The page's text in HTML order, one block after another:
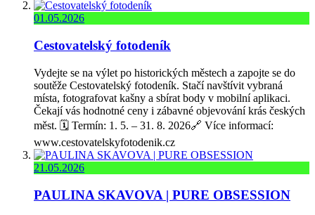
01.05.2026
Cestovatelský fotodeník
Vydejte se na výlet po historických městech a zapojte se do
soutěže Cestovatelský fotodeník. Stačí navštívit vybraná
místa, fotografovat kašny a sbírat body v mobilní aplikaci.
Čekají vás hodnotné ceny i zábavné objevování krás českých
měst. 🗓️ Termín: 1. 5. – 31. 8. 2026🔗 Více informací:
www.cestovatelskyfotodenik.cz
21.05.2026
PAULINA SKAVOVA | PURE OBSESSION